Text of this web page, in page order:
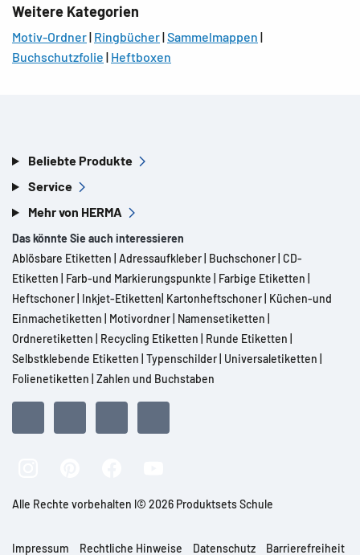
Weitere Kategorien
Motiv-Ordner| Ringbücher|Sammelmappen |
Buchschutzfolie | Heftboxen
Beliebte Produkte
Service
Mehr von HERMA
Das könnte Sie auch interessieren
Ablösbare Etiketten Adressaufkleber Buchschoner CD-
Etiketten
Farb-und Markierungspunkte Farbige Etiketten
Heftschoner Inkjet-Etiketten Kartonheftschoner Küchen-und
Einmachetiketten
Motivordner Namensetiketten
Ordneretiketten
Recycling Etiketten Runde Etiketten
Selbstklebende Etiketten Typenschilder Universaletiketten
Folienetiketten Zahlen und Buchstaben
Alle Rechte vorbehalten l© 2026 Produktsets Schule
Impressum Rechtliche Hinweise Datenschutz Barrierefreiheit